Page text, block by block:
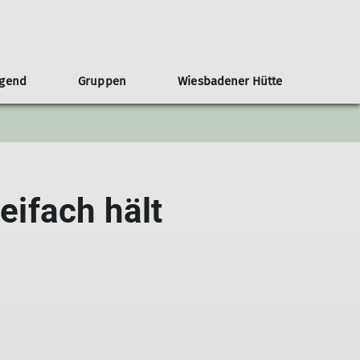
der Sektion während der NS-
Dokumente
Ausrüstungslisten
Veröffentlichungen - Termine und Preise
Jugendvollversammlung
Gruppen Wiesbadener Hütte
hält